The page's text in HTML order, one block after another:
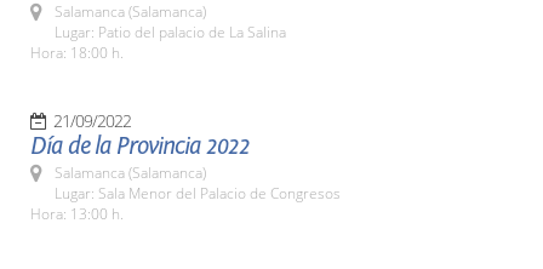
Salamanca (Salamanca)
Lugar: Patio del palacio de La Salina
Hora: 18:00 h.
21/09/2022
Día de la Provincia 2022
Salamanca (Salamanca)
Lugar: Sala Menor del Palacio de Congresos
Hora: 13:00 h.